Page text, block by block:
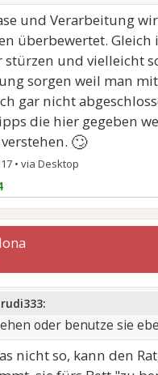
und Verarbeitung
überbewertet. Gleich
stürzen und vielleicht
sorgen weil man
gar nicht
die hier gegeben
🙄
•
oder benutze sie
nicht so, kann den